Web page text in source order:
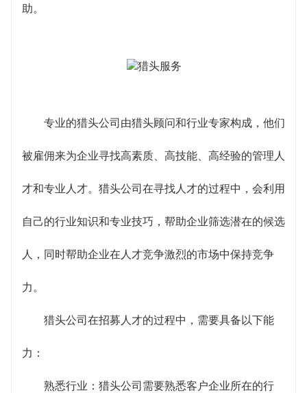
助。
专业的猎头公司由猎头顾问和行业专家构成，他们
被雇佣来为企业寻找高素质、高技能、高经验的管理人
才和专业人才。猎头公司在寻找人才的过程中，会利用
自己的行业知识和专业技巧，帮助企业筛选潜在的候选
人，同时帮助企业在人才竞争激烈的市场中保持竞争
力。
猎头公司在招募人才的过程中，需要具备以下能
力：
熟悉行业：猎头公司需要熟悉客户企业所在的行